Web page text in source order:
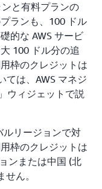
と有料プランの
ランも、100 ドル
的な AWS サービ
100 ドル分の追
枠のクレジットは
ては、AWS マネジ
ウィジェットで説
ルリージョンで対
枠のクレジットは
ンまたは中国 (北
ん。